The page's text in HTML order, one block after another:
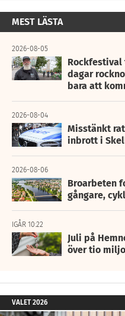
MEST LÄSTA
2026-08-05
dagar
bara att
2026-08-04
Misstänkt
inbrott i
2026-08-06
Broarbeten
gångare,
IGÅR 10:22
Juli på
över tio
VALET 2026